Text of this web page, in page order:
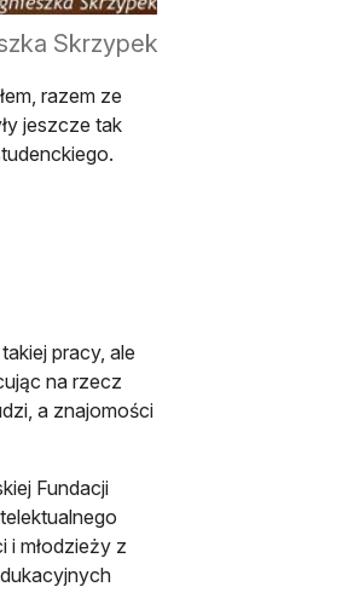
Skrzypek
razem ze
jeszcze tak
pracy, ale
na rzecz
a znajomości
Fundacji
młodzieży z